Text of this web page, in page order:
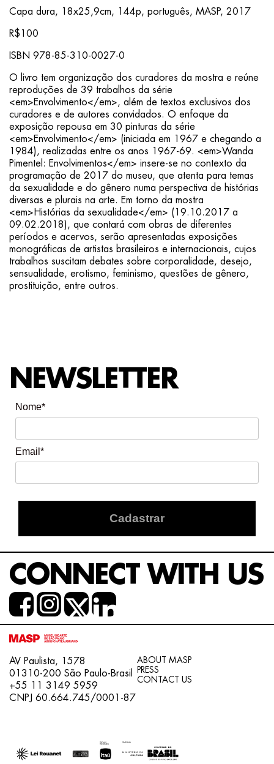
Capa dura, 18x25,9cm, 144p, português, MASP, 2017
R$100
ISBN 978-85-310-0027-0
O livro tem organização dos curadores da mostra e reúne
reproduções de 39 trabalhos da série
<em>Envolvimento</em>, além de textos exclusivos dos
curadores e de autores convidados. O enfoque da
exposição repousa em 30 pinturas da série
<em>Envolvimento</em> (iniciada em 1967 e chegando a
1984), realizadas entre os anos 1967-69. <em>Wanda
Pimentel: Envolvimentos</em> insere-se no contexto da
programação de 2017 do museu, que atenta para temas
da sexualidade e do gênero numa perspectiva de histórias
diversas e plurais na arte. Em torno da mostra
<em>Histórias da sexualidade</em> (19.10.2017 a
09.02.2018), que contará com obras de diferentes
períodos e acervos, serão apresentadas exposições
monográficas de artistas brasileiros e internacionais, cujos
trabalhos suscitam debates sobre corporalidade, desejo,
sensualidade, erotismo, feminismo, questões de gênero,
prostituição, entre outros.
NEWSLETTER
Nome*
Email*
Cadastrar
CONNECT WITH US
AV Paulista, 1578
01310-200 São Paulo-Brasil
+55 11 3149 5959
CNPJ 60.664.745/0001-87
ABOUT MASP
PRESS
CONTACT US